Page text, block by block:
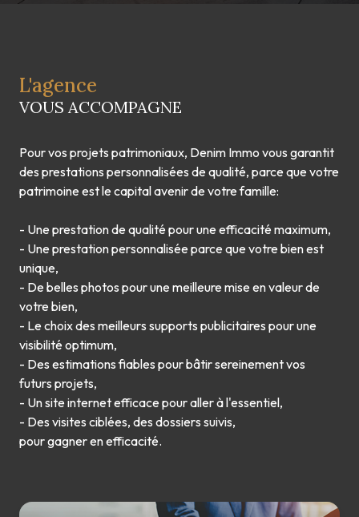
L'agence
VOUS ACCOMPAGNE
Pour vos projets patrimoniaux, Denim Immo vous garantit
des prestations personnalisées de qualité, parce que votre
patrimoine est le capital avenir de votre famille:
- Une prestation de qualité pour une efficacité maximum,
- Une prestation personnalisée parce que votre bien est
unique,
- De belles photos pour une meilleure mise en valeur de
votre bien,
- Le choix des meilleurs supports publicitaires pour une
visibilité optimum,
- Des estimations fiables pour bâtir sereinement vos
futurs projets,
- Un site internet efficace pour aller à l'essentiel,
- Des visites ciblées, des dossiers suivis,
pour gagner en efficacité.